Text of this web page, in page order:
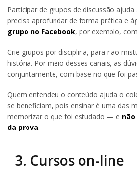
Participar de grupos de discussão
precisa aprofundar de forma prática e
grupo no Facebook, por exemplo,
Crie grupos por disciplina, para não
história. Por meio desses canais, as
conjuntamente, com base no que foi
Quem entendeu o conteúdo ajuda o
se beneficiam, pois ensinar é uma das
memorizar o que foi estudado — e
da prova.
3. Cursos on-line